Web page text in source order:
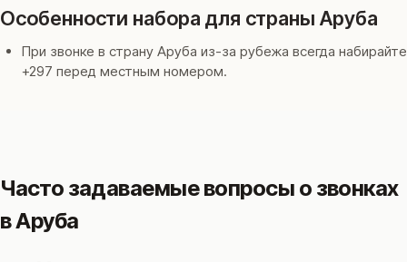
Особенности набора для страны Аруба
При звонке в страну Аруба из-за рубежа всегда набирайте
+297 перед местным номером.
Часто задаваемые вопросы о звонках
в Аруба